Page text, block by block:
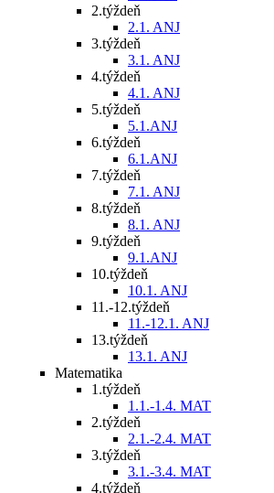
2.týždeň
2.1. ANJ
3.týždeň
3.1. ANJ
4.týždeň
4.1. ANJ
5.týždeň
5.1.ANJ
6.týždeň
6.1.ANJ
7.týždeň
7.1. ANJ
8.týždeň
8.1. ANJ
9.týždeň
9.1.ANJ
10.týždeň
10.1. ANJ
11.-12.týždeň
11.-12.1. ANJ
13.týždeň
13.1. ANJ
Matematika
1.týždeň
1.1.-1.4. MAT
2.týždeň
2.1.-2.4. MAT
3.týždeň
3.1.-3.4. MAT
4.týždeň